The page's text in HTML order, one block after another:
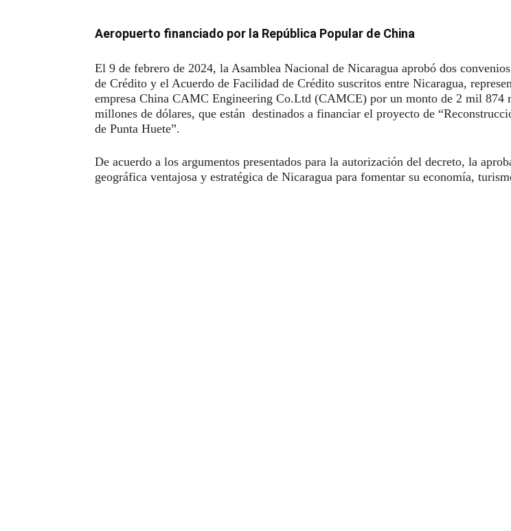
Aeropuerto financiado por la República Popular de China
El 9 de febrero de 2024, la Asamblea Nacional de Nicaragua aprobó dos
de Crédito y el Acuerdo de Facilidad de Crédito suscritos entre Nicaragua,
empresa China CAMC Engineering Co.Ltd (CAMCE) por un monto de 2 mil 874
millones de dólares, que están destinados a financiar el proyecto de
de Punta Huete”.
De acuerdo a los argumentos presentados para la autorización del decreto, la
geográfica ventajosa y estratégica de Nicaragua para fomentar su economía,